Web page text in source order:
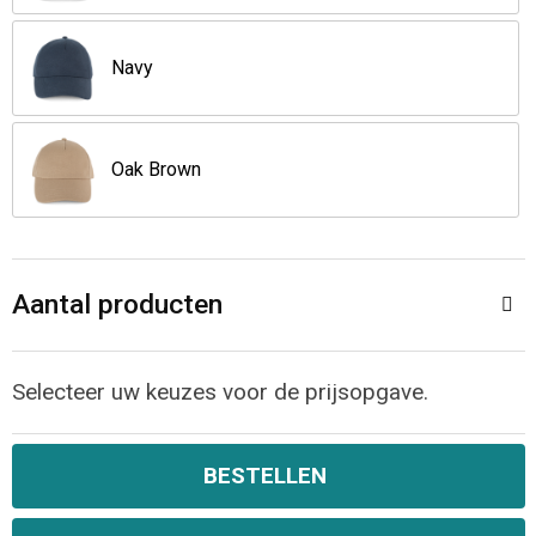
Opvouwbare tassen
Waterbestendige tassen
Bowlingtassen
Katoenen draagtassen
Navy
Oak Brown
Aantal producten
Selecteer uw keuzes voor de prijsopgave.
BESTELLEN